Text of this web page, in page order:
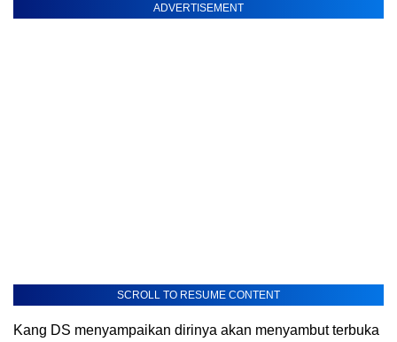
ADVERTISEMENT
SCROLL TO RESUME CONTENT
Kang DS menyampaikan dirinya akan menyambut terbuka